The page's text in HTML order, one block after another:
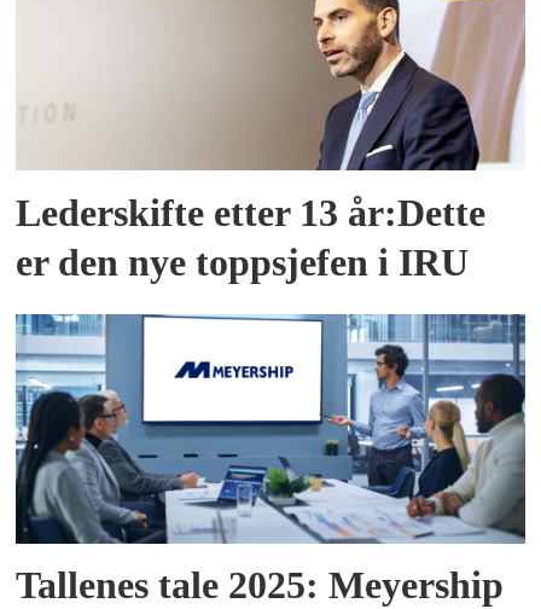
Lederskifte etter 13 år:Dette
er den nye toppsjefen i IRU
Tallenes tale 2025: Meyership